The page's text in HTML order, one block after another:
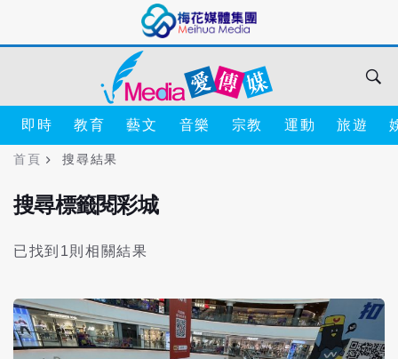
即時 教育 藝文 音樂 宗教 運動 旅遊
首頁 搜尋結果
搜尋標籤閱彩城
已找到1則相關結果